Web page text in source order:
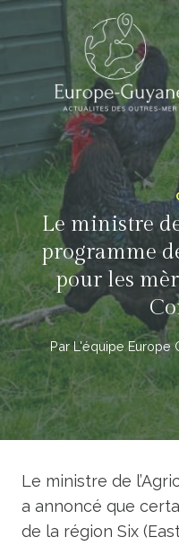
Skip
to
Le ministre
programme
pour les
Par L'équipe Europe
Le ministre de
a annoncé que
de la région Six